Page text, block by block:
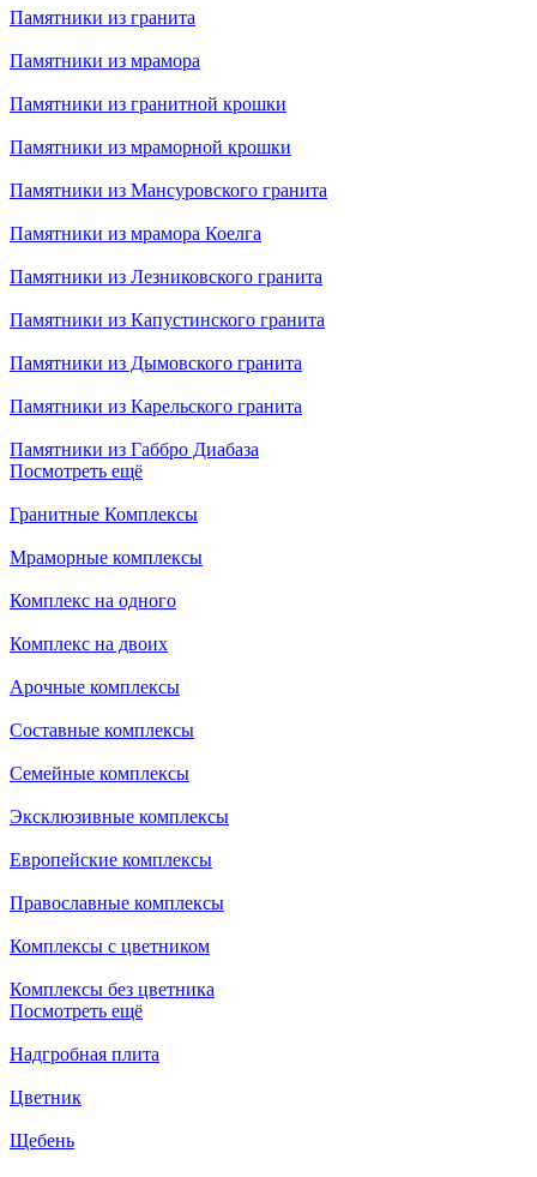
Памятники из гранита
Памятники из мрамора
Памятники из гранитной крошки
Памятники из мраморной крошки
Памятники из Мансуровского гранита
Памятники из мрамора Коелга
Памятники из Лезниковского гранита
Памятники из Капустинского гранита
Памятники из Дымовского гранита
Памятники из Карельского гранита
Памятники из Габбро Диабаза
Посмотреть ещё
Гранитные Комплексы
Мраморные комплексы
Комплекс на одного
Комплекс на двоих
Арочные комплексы
Составные комплексы
Семейные комплексы
Эксклюзивные комплексы
Европейские комплексы
Православные комплексы
Комплексы с цветником
Комплексы без цветника
Посмотреть ещё
Надгробная плита
Цветник
Щебень